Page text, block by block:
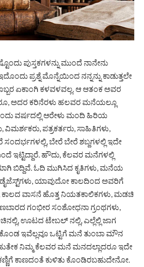
ಪುಸ್ತಕಗಳನ್ನು ಮುಂದೆ ನಾನೇನು
ಪ್ರಶ್ನೆ ಮೊನ್ನೆಯಿಂದ ನನ್ನನ್ನು ಕಾಡುತ್ತಲೇ
ಏಕಾಂಗಿ ಕಳವಳವಲ್ಲ. ಆ ಆತಂಕ ಅವರ
ಅದರ ಕರಿನೆರಳು ಹಲವರ ಮನೆಯಲ್ಲೂ
ವರ್ಷದಲ್ಲಿ ಆರೇಳು ಮಂದಿ ಹಿರಿಯ
ವಿಮರ್ಶಕರು, ಪತ್ರಕರ್ತರು, ಸಾಹಿತಿಗಳು,
ಸಂದರ್ಭಗಳಲ್ಲಿ, ಬೇರೆ ಬೇರೆ ಶಬ್ದಗಳಲ್ಲಿ ಇದೇ
ಇಟ್ಟಿದ್ದಾರೆ. ಹೌದು, ಕೆಲವರ ಮನೆಗಳಲ್ಲಿ
ಬಿದ್ದಿವೆ. ಓದಿ ಮುಗಿಸಿದ ಕೃತಿಗಳು, ಮನೆಯ
ಯಾವುದೋ ಕಾಲದಿಂದ ಅವರಿಗೆ
ವಾಸನೆ ಹೊತ್ತ ನಿಯತಕಾಲಿಕಗಳು, ಮಡಚಿ
ಗಂಭೀರ ಸಂಶೋಧನಾ ಗ್ರಂಥಗಳು,
ಊಟದ ಟೇಬಲ್ ನಲ್ಲಿ, ಎಲ್ಲೆಲ್ಲಿ ಜಾಗ
ಇವೆಲ್ಲವೂ ಒಟ್ಟಿಗೆ ಮನೆ ತುಂಬಾ ಮೌನ
ನಿಮ್ಮ ಕೆಲವರ ಮನೆ ಮನದಲ್ಲಾದರೂ ಇದೇ
ಕಾಣದಂತೆ ಕುಳಿತು ಕೊಂಡಿರಬಹುದೇನೋ.